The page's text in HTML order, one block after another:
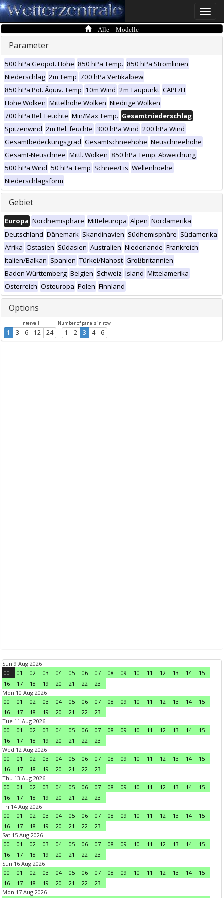
Toggle
Alle Modelle
Parameter
500 hPa Geopot. Höhe 850 hPa Temp. 850 hPa Stromlinien
Niederschlag 2m Temp 700 hPa Vertikalbew
850 hPa Pot. Äquiv. Temp 10m Wind 2m Taupunkt CAPE/LI
Hohe Wolken Mittelhohe Wolken Niedrige Wolken
700 hPa Rel. Feuchte Min/Max Temp. Gesamtniederschlag
Spitzenwind 2m Rel. feuchte 300 hPa Wind 200 hPa Wind
Gesamtbedeckungsgrad Gesamtschneehöhe Neuschneehöhe
Gesamt-Neuschnee Mittl. Wolken 850 hPa Temp. Abweichung
500 hPa Wind 50 hPa Temp Schnee/Eis Wellenhoehe
Niederschlagsform
Gebiet
Europa Nordhemisphäre Mitteleuropa Alpen Nordamerika
Deutschland Dänemark Skandinavien Südhemisphäre Südamerika
Afrika Ostasien Südasien Australien Niederlande Frankreich
Italien/Balkan Spanien Türkei/Nahost Großbritannien
Baden Württemberg Belgien Schweiz Island Mittelamerika
Österreich Osteuropa Polen Finnland
Options
Intervall
1 3 6 12 24
Number of panels in row
1 2 3 4 6
Sun 9 Aug 2026
00
01 02 03 04 05 06 07 08 09 10 11 12 13 14
15
16
17 18 19 20 21 22
23
Mon 10 Aug 2026
00
01 02 03 04 05 06 07 08 09 10 11 12 13 14
15
16
17 18 19 20 21 22
23
Tue 11 Aug 2026
00
01 02 03 04 05 06 07 08 09 10 11 12 13 14
15
16
17 18 19 20 21 22
23
Wed 12 Aug 2026
00
01 02 03 04 05 06 07 08 09 10 11 12 13 14
15
16
17 18 19 20 21 22
23
Thu 13 Aug 2026
00
01 02 03 04 05 06 07 08 09 10 11 12 13 14
15
16
17 18 19 20 21 22
23
Fri 14 Aug 2026
00
01 02 03 04 05 06 07 08 09 10 11 12 13 14
15
16
17 18 19 20 21 22
23
Sat 15 Aug 2026
00
01 02 03 04 05 06 07 08 09 10 11 12 13 14
15
16
17 18 19 20 21 22
23
Sun 16 Aug 2026
00
01 02 03 04 05 06 07 08 09 10 11 12 13 14
15
16
17 18 19 20 21 22
23
Mon 17 Aug 2026